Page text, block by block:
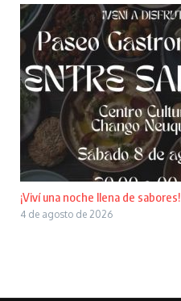
¡Viví una noche llena de sabores!
4 de agosto de 2026